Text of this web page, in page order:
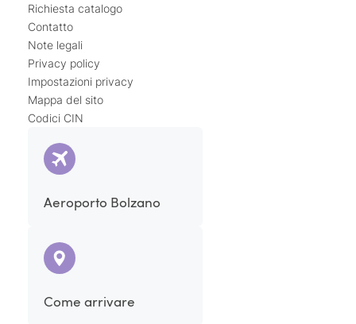
Richiesta catalogo
Contatto
Note legali
Privacy policy
Impostazioni privacy
Mappa del sito
Codici CIN
Aeroporto Bolzano
Come arrivare